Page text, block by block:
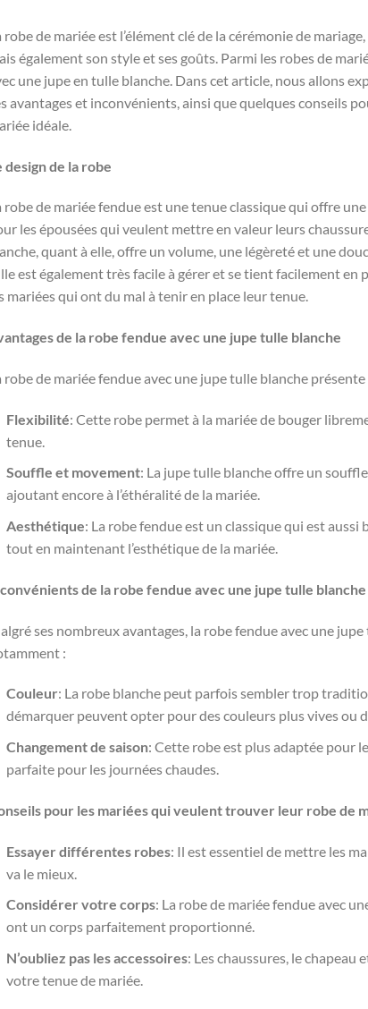
robe de mariée est l’élément clé de la cérémonie de
également son style et ses goûts. Parmi les robes de
une jupe en tulle blanche. Dans cet article, nous allons
avantages et inconvénients, ainsi que quelques conseils
idéale.
design de la robe
robe de mariée fendue est une tenue classique qui offre
les épousées qui veulent mettre en valeur leurs
quant à elle, offre un volume, une légèreté et une
est également très facile à gérer et se tient facilement en
mariées qui ont du mal à tenir en place leur tenue.
de la robe fendue avec une jupe tulle blanche
robe de mariée fendue avec une jupe tulle blanche
Flexibilité: Cette robe permet à la mariée de bouger
tenue.
Souffle et movement: La jupe tulle blanche offre un
ajoutant encore à l’éthéralité de la mariée.
Aesthétique: La robe fendue est un classique qui est
tout en maintenant l’esthétique de la mariée.
de la robe fendue avec une jupe tulle blanche
ses nombreux avantages, la robe fendue avec une
:
Couleur: La robe blanche peut parfois sembler trop
démarquer peuvent opter pour des couleurs plus vives ou
Changement de saison: Cette robe est plus adaptée pour
parfaite pour les journées chaudes.
pour les mariées qui veulent trouver leur robe de
Essayer différentes robes: Il est essentiel de mettre les
va le mieux.
Considérer votre corps: La robe de mariée fendue avec
ont un corps parfaitement proportionné.
N’oubliez pas les accessoires: Les chaussures, le
votre tenue de mariée.